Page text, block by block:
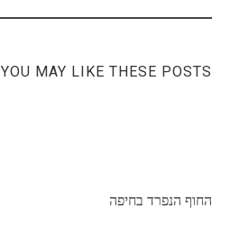
YOU MAY LIKE THESE POSTS
החוף הנפרד בחיפה